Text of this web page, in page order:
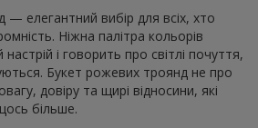
елегантний вибір для всіх, хто
Ніжна палітра кольорів
і говорить про світлі почуття,
Букет рожевих троянд не про
довіру та щирі відносини, які
більше.